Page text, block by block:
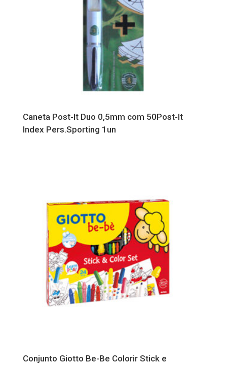
Caneta Post-It Duo 0,5mm com 50Post-It
Index Pers.Sporting 1un
Conjunto Giotto Be-Be Colorir Stick e